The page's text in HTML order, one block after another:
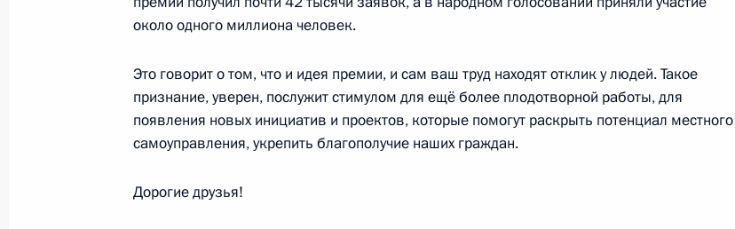
Церемония вручения Всероссийской муниципальной премии
21 апреля 2025 года, 16:30
законодательства о местном самоуправлении
около одного миллиона человек.
Это говорит о том, что и идея премии, и сам ваш труд находят отклик у людей. Такое
признание, уверен, послужит стимулом для ещё более плодотворной работы, для
появления новых инициатив и проектов, которые помогут раскрыть потенциал местного
самоуправления, укрепить благополучие наших граждан.
Дорогие друзья!